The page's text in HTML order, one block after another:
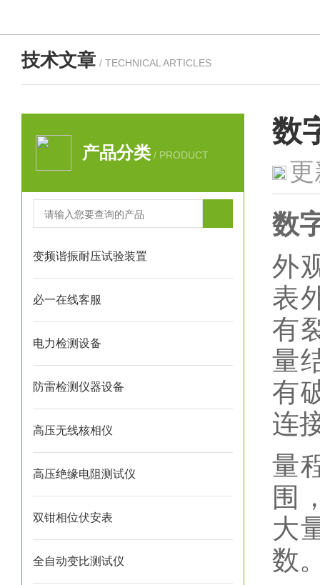
技术文章 / TECHNICAL ARTICLES
产品分类 / PRODUCT
变频谐振耐压试验装置
必一在线客服
电力检测设备
防雷检测仪器设备
高压无线核相仪
高压绝缘电阻测试仪
双钳相位伏安表
全自动变比测试仪
数
数
外
表
有
量
有
连
量
围
大
数